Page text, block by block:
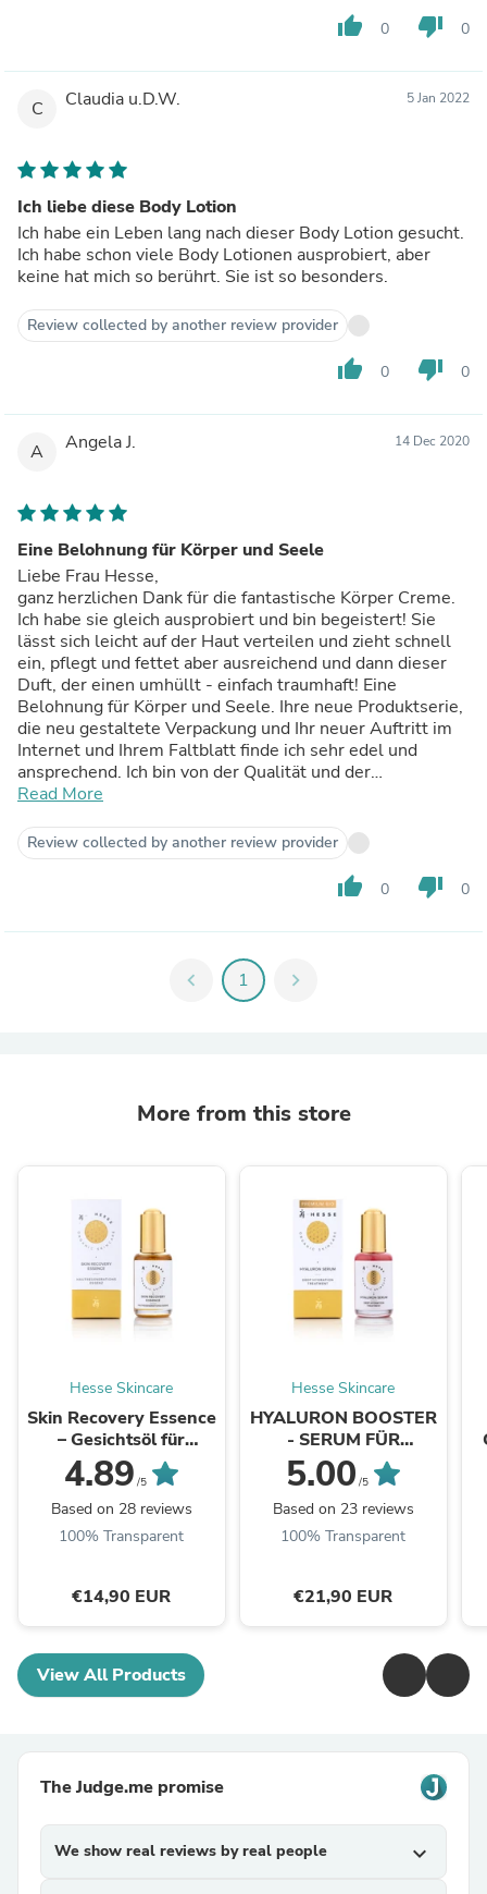
thumb_up 0 thumb_down 0
C Claudia u.D.W. 5 Jan 2022
Ich liebe diese Body Lotion
Ich habe ein Leben lang nach dieser Body Lotion gesucht.
Ich habe schon viele Body Lotionen ausprobiert, aber
keine hat mich so berührt. Sie ist so besonders.
Review collected by another review provider
thumb_up 0 thumb_down 0
A Angela J. 14 Dec 2020
Eine Belohnung für Körper und Seele
Liebe Frau Hesse,
ganz herzlichen Dank für die fantastische Körper Creme.
Ich habe sie gleich ausprobiert und bin begeistert! Sie
lässt sich leicht auf der Haut verteilen und zieht schnell
ein, pflegt und fettet aber ausreichend und dann dieser
Duft, der einen umhüllt - einfach traumhaft! Eine
Belohnung für Körper und Seele. Ihre neue Produktserie,
die neu gestaltete Verpackung und Ihr neuer Auftritt im
Internet und Ihrem Faltblatt finde ich sehr edel und
ansprechend. Ich bin von der Qualität und der
Besonderheit Ihrer Produkte überzeugt, sie benötigen für
sind einfach toll! Ich wünsche Ihnen viel Erfolg mit Ihrer
neuen Serie und grüße Sie herzlich
Read More
Review collected by another review provider
thumb_up 0 thumb_down 0
chevron_left 1 chevron_right
More from this store
Hesse Skincare
Skin Recovery Essence
– Gesichtsöl für
trockene und reife
Haut
4.89 /5
Based on 28 reviews
100% Transparent
€14,90 EUR
Hesse Skincare
HYALURON BOOSTER
- SERUM FÜR
TROCKENE HAUT
5.00 /5
Based on 23 reviews
100% Transparent
€21,90 EUR
View All Products
The Judge.me promise
We show real reviews by real people expand_more